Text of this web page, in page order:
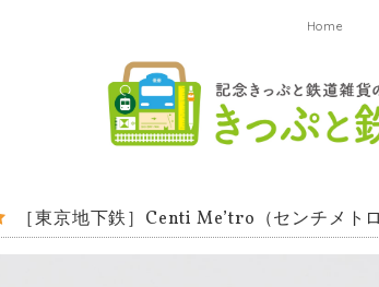
Home
［東京地下鉄］Centi Me’tro（センチメト